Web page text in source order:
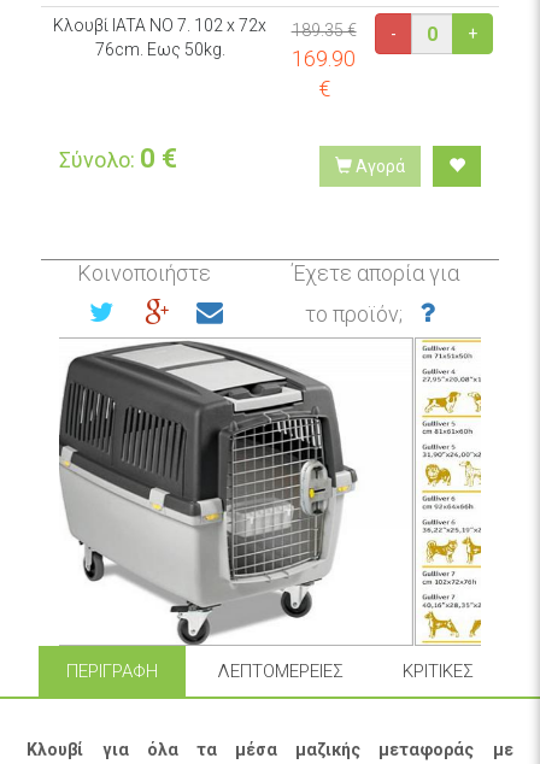
Κλουβί IATA ΝO 7. 102 x 72x
76cm. Εως 50kg.
189.35 €
169.90
€
- +
Σύνολο: 0 € Αγορά
Κοινοποιήστε
Έχετε απορία για
το προϊόν;
ΠΕΡΙΓΡΑΦΉ ΛΕΠΤΟΜΈΡΕΙΕΣ ΚΡΙΤΙΚΈΣ
Κλουβί για όλα τα μέσα μαζικής μεταφοράς με